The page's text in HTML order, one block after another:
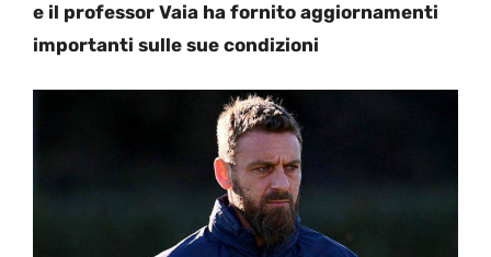
e il professor Vaia ha fornito aggiornamenti
importanti sulle sue condizioni